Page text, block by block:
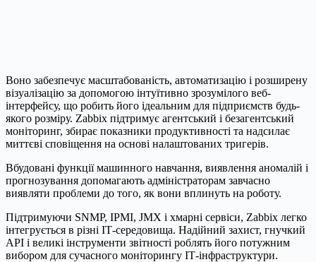
Воно забезпечує масштабованість, автоматизацію і розширену
візуалізацію за допомогою інтуїтивно зрозумілого веб-
інтерфейсу, що робить його ідеальним для підприємств будь-
якого розміру. Zabbix підтримує агентський і безагентський
моніторинг, збирає показники продуктивності та надсилає
миттєві сповіщення на основі налаштованих тригерів.
Вбудовані функції машинного навчання, виявлення аномалій і
прогнозування допомагають адміністраторам завчасно
виявляти проблеми до того, як вони вплинуть на роботу.
Підтримуючи SNMP, IPMI, JMX і хмарні сервіси, Zabbix легко
інтегрується в різні ІТ-середовища. Надійний захист, гнучкий
API і великі інструменти звітності роблять його потужним
вибором для сучасного моніторингу ІТ-інфраструктури.